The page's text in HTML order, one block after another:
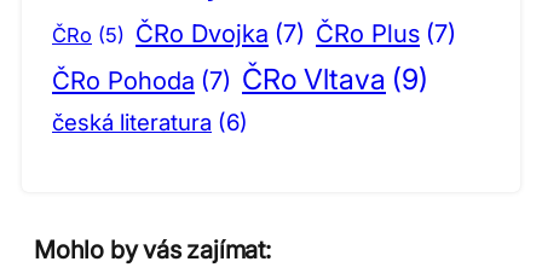
ČRo (5) ČRo Dvojka (7) ČRo Plus (7)
ČRo Pohoda (7) ČRo Vltava (9)
česká literatura (6)
Mohlo by vás zajímat: